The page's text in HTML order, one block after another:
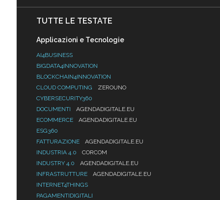
TUTTE LE TESTATE
Applicazioni e Tecnologie
AI4BUSINESS
BIGDATA4INNOVATION
BLOCKCHAIN4INNOVATION
CLOUD COMPUTING
ZEROUNO
CYBERSECURITY360
DOCUMENTI
AGENDADIGITALE.EU
ECOMMERCE
AGENDADIGITALE.EU
ESG360
FATTURAZIONE
AGENDADIGITALE.EU
INDUSTRIA 4.0
CORCOM
INDUSTRY 4.0
AGENDADIGITALE.EU
INFRASTRUTTURE
AGENDADIGITALE.EU
INTERNET4THINGS
PAGAMENTIDIGITALI